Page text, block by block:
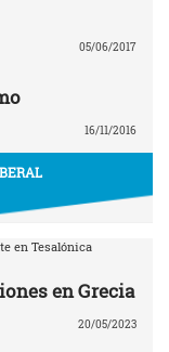
05/06/2017
16/11/2016
en Tesalónica
en Grecia
20/05/2023